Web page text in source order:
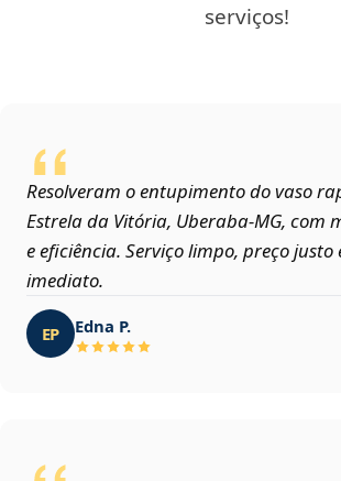
serviços!
Resolveram o entupimento do vaso
Estrela da Vitória, Uberaba‑MG, com
e eficiência. Serviço limpo, preço justo
imediato.
EP Edna P.